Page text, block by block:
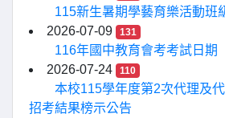
115新生暑期學藝育樂活動班
2026-07-09
131
116年國中教育會考考試日期
2026-07-24
110
本校115學年度第2次代理及
招考結果榜示公告